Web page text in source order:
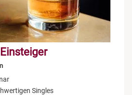
Singles